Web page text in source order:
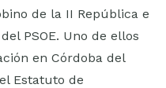
de la II República e
PSOE. Uno de ellos
en Córdoba del
Estatuto de